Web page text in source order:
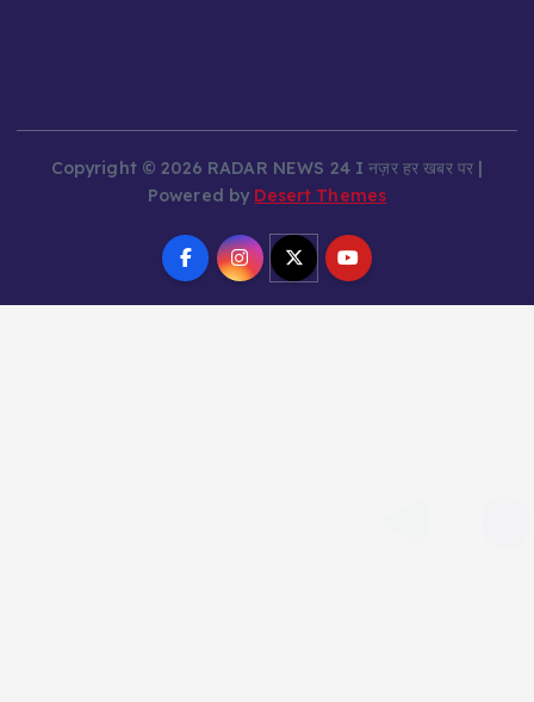
Copyright © 2026 RADAR NEWS 24 I नज़र हर खबर पर |
Powered by Desert Themes